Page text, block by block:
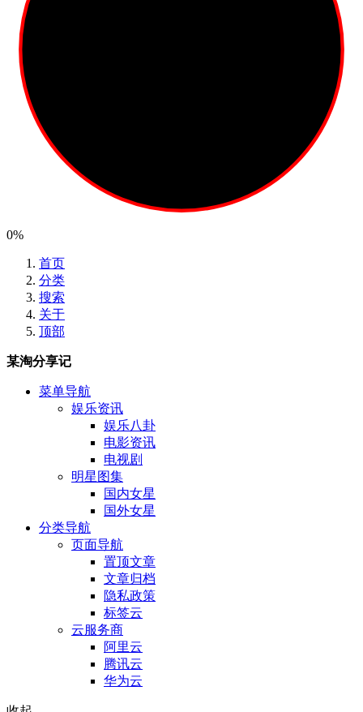
0%
首页
分类
搜索
关于
顶部
某淘分享记
菜单导航
娱乐资讯
娱乐八卦
电影资讯
电视剧
明星图集
国内女星
国外女星
分类导航
页面导航
置顶文章
文章归档
隐私政策
标签云
云服务商
阿里云
腾讯云
华为云